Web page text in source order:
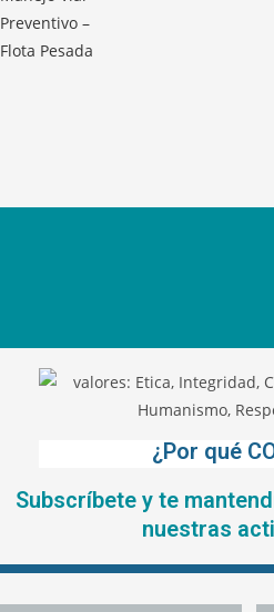
¿Por qué
Subscríbete y te
nuestras